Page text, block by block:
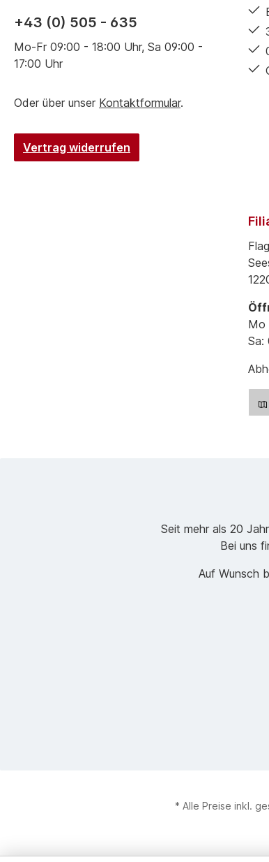
+43 (0) 505 - 635
Mo-Fr 09:00 - 18:00 Uhr, Sa 09:00 -
17:00 Uhr
Oder über unser Kontaktformular.
Vertrag widerrufen
Mo
Sa:
Seit mehr als 20
Bei uns
Auf Wunsch
* Alle Preise inkl.